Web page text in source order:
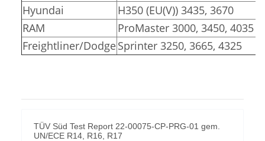
Hyundai
H350 (EU(V)) 3435, 3670
RAM
ProMaster 3000, 3450, 4035
Freightliner/DodgeSprinter 3250, 3665, 4325
TÜV Süd Test Report 22-00075-CP-PRG-01 gem.
UN/ECE R14, R16, R17